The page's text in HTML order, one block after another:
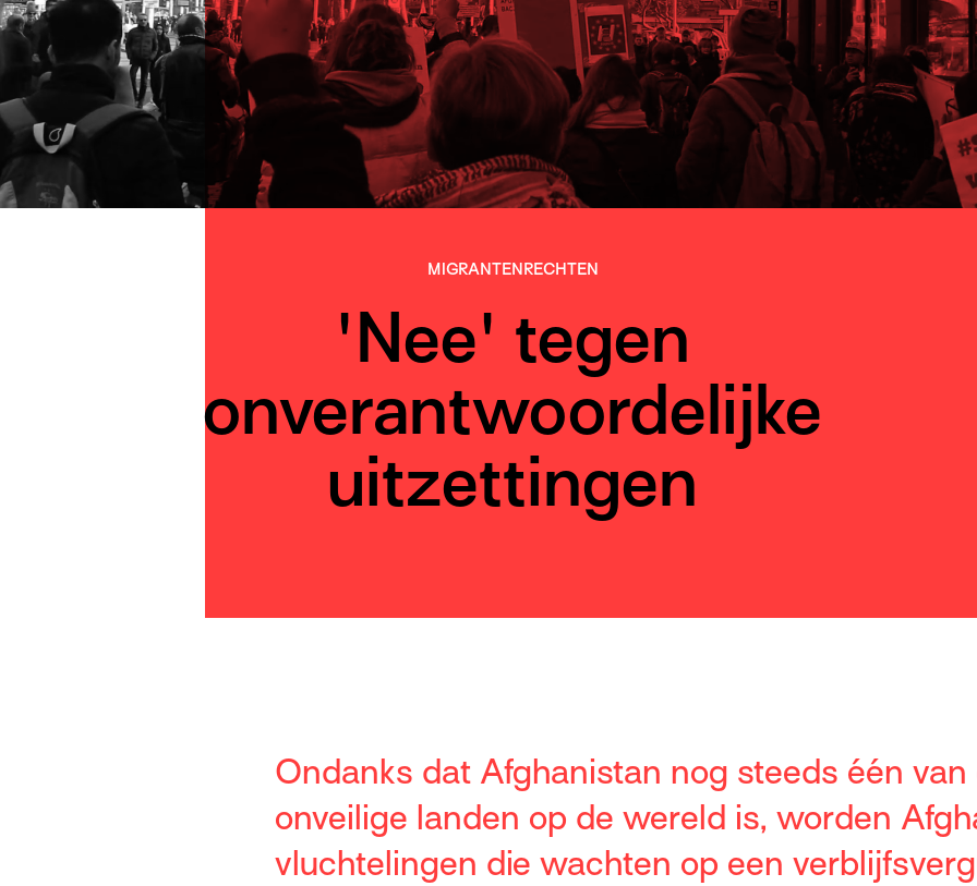
MIGRANTEN­RECHTEN
'Nee' tegen
onverantwoordelijke
uitzettingen
Ondanks dat Afghanistan nog steeds één
onveilige landen op de wereld is, worden
vluchtelingen die wachten op een